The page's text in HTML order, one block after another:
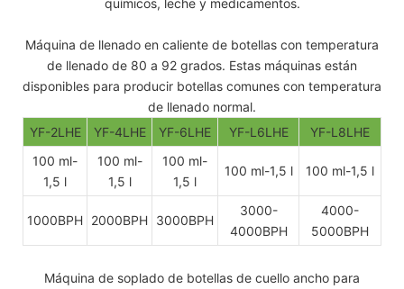
Máquina de llenado en caliente de botellas con temperatura
de llenado de 80 a 92 grados. Estas máquinas están
disponibles para producir botellas comunes con temperatura
de llenado normal.
YF-2LHE
YF-4LHE YF-6LHE YF-L6LHE
YF-L8LHE
100 ml-
1,5 l
100 ml-
1,5 l
100 ml-
1,5 l
100 ml-1,5 l 100 ml-1,5 l
1000BPH 2000BPH 3000BPH
3000-
4000BPH
4000-
5000BPH
Máquina de soplado de botellas de cuello ancho para